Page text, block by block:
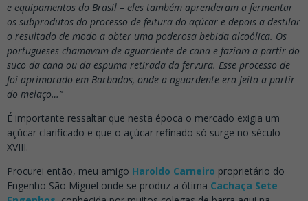
e equipamentos do Brasil – eles também aprenderam a fermentar
os subprodutos do processo de feitura do açúcar e depois a destilar
o resultado de modo a obter uma poderosa bebida alcoólica. Os
portugueses chamavam de aguardente de cana e faziam a partir do
suco da cana ou da espuma retirada da fervura. Esse processo de
foi aprimorado em Barbados, onde a aguardente era feita a partir
do melaço…”
É importante ressaltar que nesta época o mercado exigia um
açúcar clarificado e que o açúcar refinado só surge no século
XVIII.
Procurei então, meu amigo Haroldo Carneiro proprietário do
Engenho São Miguel onde se produz a ótima Cachaça Sete